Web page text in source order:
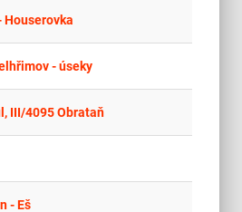
Houserovka
- úseky
III/4095 Obrataň
- Eš